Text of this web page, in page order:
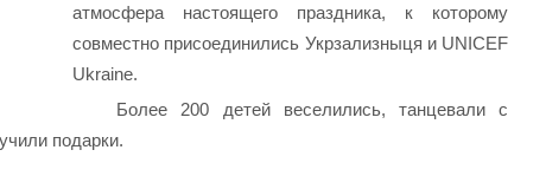
атмосфера настоящего праздника, к которому
совместно присоединились Укрзализныця и UNICEF
Ukraine.
Более 200 детей веселились, танцевали с
подарки.